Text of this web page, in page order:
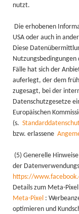
nutzt.
Die erhobenen
USA oder auch in
Diese
Fälle hat sich der
auferlegt, der dem
zugesagt, bei der
Datenschutzgesetze
Europäischen
(s.
bzw. erlassene
(5) Generelle
der
https://
Details zum Meta-
Meta-Pixel :
optimieren und